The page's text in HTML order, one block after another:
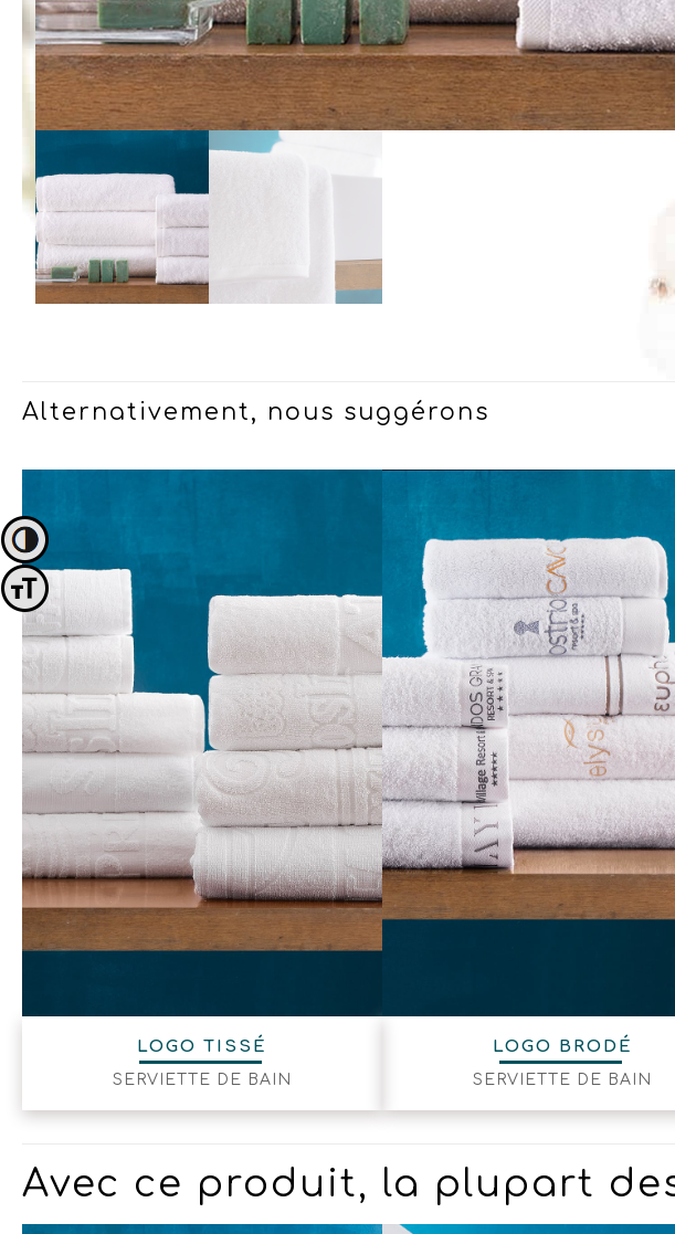
Passer en contraste élevé
Changer la taille de la police
Alternativement, nous suggérons
LOGO TISSÉ
SERVIETTE DE BAIN
LOGO BRODÉ
SERVIETTE DE BAIN
Avec ce produit, la plupart